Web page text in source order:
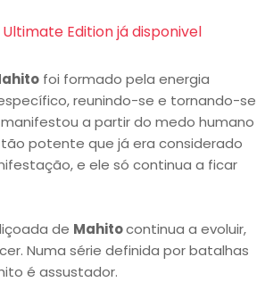
Edition já disponivel
foi formado pela energia
reunindo-se e tornando-se
a partir do medo humano
potente que já era considerado
e ele só continua a ficar
de Mahitocontinua a evoluir,
Numa série definida por batalhas
é assustador.